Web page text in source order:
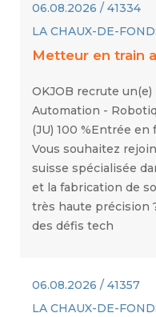
06.08.2026 / 41334
LA CHAUX-DE-
Metteur en train
OKJOB recrute
Automation -
(JU) 100 %Entrée
Vous souhaitez
suisse spécialisée
et la fabrication de
très haute précision
des défis tech
06.08.2026 / 41357
LA CHAUX-DE-